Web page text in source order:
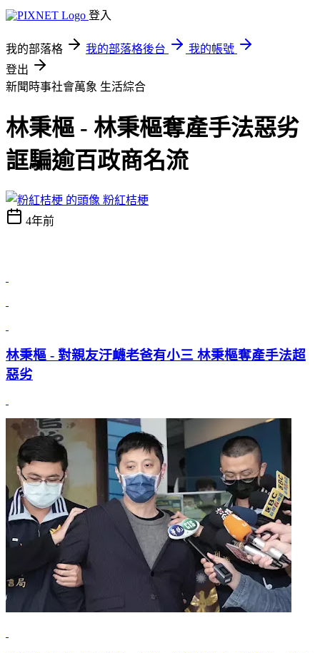
登入
我的部落格 我的部落格後台
我的帳號
登出
新聞時事社會萬象 生活綜合
林秉樞 - 林秉樞奪產手法惡劣
誆騙逾百政商名流
粉紅桔梗
4年前
林秉樞 - 對親友汙衊老爸有小三 林秉樞奪產手法超
惡劣